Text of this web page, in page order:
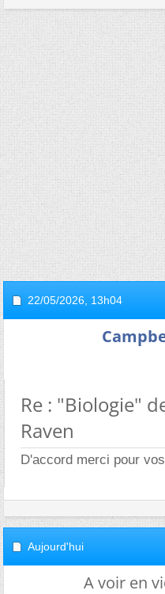
22/05/2026, 13h04
Re : "Biologie"
Raven
D'accord merci pour
Aujourd'hui
A voir en